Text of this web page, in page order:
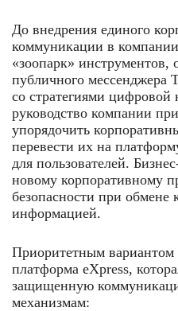
До внедрения единого
коммуникации в
«зоопарк» инструментов,
публичного мессенджера
со стратегиями цифровой
руководство компании
упорядочить
перевести их на
для пользователей.
новому корпоративному
безопасности при обмене
информацией.
Приоритетным вариантом
платформа eXpress,
защищенную
механизмам: